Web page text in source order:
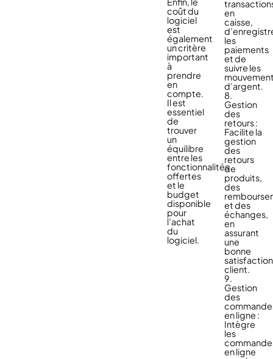
coût du
logiciel
est
également
un critère
important
à
prendre
en
compte.
Il est
essentiel
de
trouver
un
équilibre
entre les
fonctionnalités
offertes
et le
budget
disponible
pour
l’achat
du
logiciel.
en
caisse,
les
paiements
et de
suivre les
d’argent.
8.
Gestion
des
retours :
Facilite la
gestion
des
retours
de
produits,
des
et des
échanges,
en
assurant
une
bonne
satisfaction
client.
9.
Gestion
des
en ligne :
Intègre
les
en ligne